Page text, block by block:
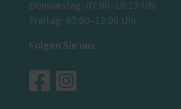
Donnerstag: 07:00–16:15 Uhr
Freitag: 07:00–12:00 Uhr
Folgen Sie uns